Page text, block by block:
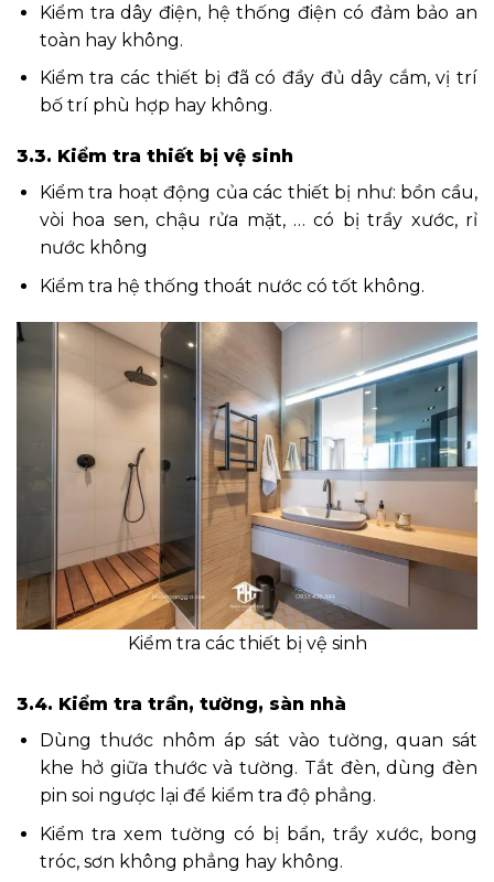
Kiểm tra dây điện, hệ thống điện có đảm bảo an
toàn hay không.
Kiểm tra các thiết bị đã có đầy đủ dây cắm, vị trí
bố trí phù hợp hay không.
3.3. Kiểm tra thiết bị vệ sinh
Kiểm tra hoạt động của các thiết bị như: bồn cầu,
vòi hoa sen, chậu rửa mặt, … có bị trầy xước, rỉ
nước không
Kiểm tra hệ thống thoát nước có tốt không.
Kiểm tra các thiết bị vệ sinh
3.4. Kiểm tra trần, tường, sàn nhà
Dùng thước nhôm áp sát vào tường, quan sát
khe hở giữa thước và tường. Tắt đèn, dùng đèn
pin soi ngược lại để kiểm tra độ phẳng.
Kiểm tra xem tường có bị bẩn, trầy xước, bong
tróc, sơn không phẳng hay không.